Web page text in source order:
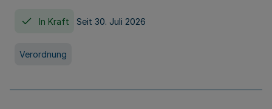
In Kraft Seit 30. Juli 2026
Verordnung